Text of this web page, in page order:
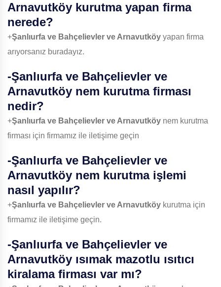
Arnavutköy kurutma yapan firma
nerede?
+Şanlıurfa ve Bahçelievler ve Arnavutköy yapan firma
arıyorsanız buradayız.
-Şanlıurfa ve Bahçelievler ve
Arnavutköy nem kurutma firması
nedir?
+Şanlıurfa ve Bahçelievler ve Arnavutköy nem kurutma
firması için firmamız ile iletişime geçin
-Şanlıurfa ve Bahçelievler ve
Arnavutköy nem kurutma işlemi
nasıl yapılır?
+Şanlıurfa ve Bahçelievler ve Arnavutköy kurutma için
firmamız ile iletişime geçin.
-Şanlıurfa ve Bahçelievler ve
Arnavutköy ısımak mazotlu ısıtıcı
kiralama firması var mı?